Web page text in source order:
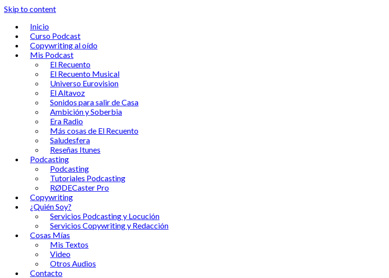
Skip to content
Inicio
Curso Podcast
Copywriting al oído
Mis Podcast
El Recuento
El Recuento Musical
Universo Eurovision
El Altavoz
Sonidos para salir de Casa
Ambición y Soberbia
Era Radio
Más cosas de El Recuento
Saludesfera
Reseñas Itunes
Podcasting
Podcasting
Tutoriales Podcasting
RØDECaster Pro
Copywriting
¿Quién Soy?
Servicios Podcasting y Locución
Servicios Copywriting y Redacción
Cosas Mías
Mis Textos
Video
Otros Audios
Contacto